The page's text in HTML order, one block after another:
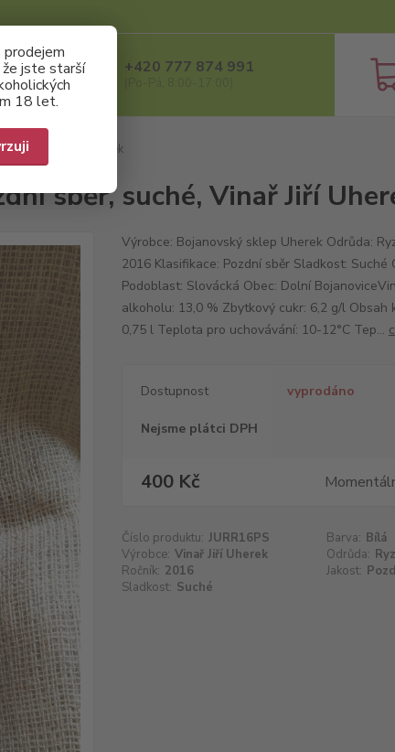
jste starší
18 let.
+420 777 874 991
Vinař Jiří Uherek
sběr, suché, Vinař Jiří
Výrobce: Bojanovský sklep Uherek Odrůda:
2016 Klasifikace: Pozdní sběr Sladkost: Suché
Podoblast: Slovácká Obec: Dolní
alkoholu: 13,0 % Zbytkový cukr: 6,2 g/l Obsah
0,75 l Teplota pro uchovávání: 10-12°C Tep...
Dostupnost vyprodáno
Nejsme plátci DPH
400 Kč
Číslo produktu: JURR16PS Barva: Bílá
Výrobce: Vinař Jiří Uherek Odrůda:
Ročník: 2016 Jakost:
Sladkost: Suché